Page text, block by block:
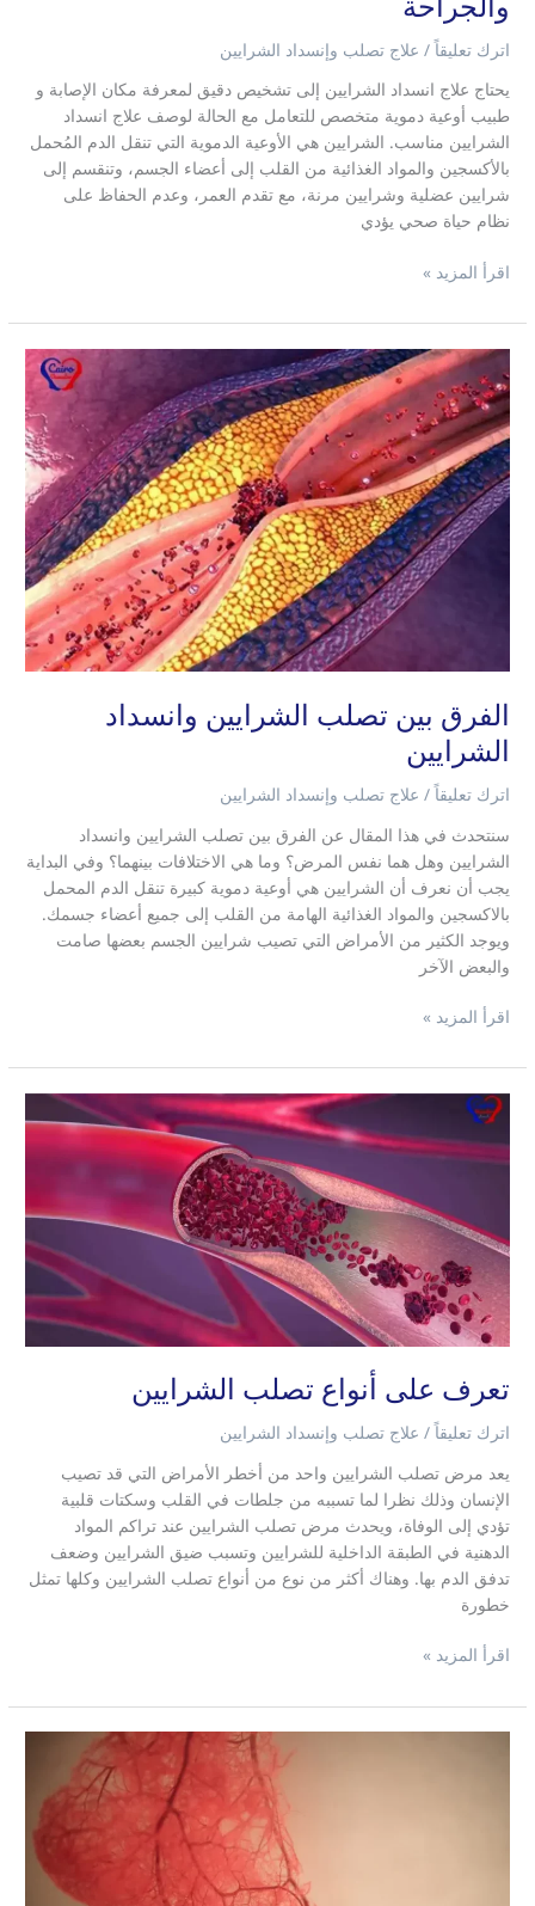
اترك تعليقاً /علاج تصلب وإنسداد الشرايين
يحتاج علاج انسداد الشرايين إلى تشخيص دقيق لمعرفة مكان الإصابة و
طبيب أوعية دموية متخصص للتعامل مع الحالة لوصف علاج انسداد
الشرايين مناسب. الشرايين هي الأوعية الدموية التي تنقل الدم المُحمل
بالأكسجين والمواد الغذائية من القلب إلى أعضاء الجسم، وتنقسم إلى
شرايين عضلية وشرايين مرنة، مع تقدم العمر، وعدم الحفاظ على
نظام حياة صحي يؤدي
اقرأ المزيد »
الفرق بين تصلب الشرايين وانسداد
الشرايين
اترك تعليقاً /علاج تصلب وإنسداد الشرايين
سنتحدث في هذا المقال عن الفرق بين تصلب الشرايين وانسداد
الشرايين وهل هما نفس المرض؟ وما هي الاختلافات بينهما؟ وفي البداية
يجب أن نعرف أن الشرايين هي أوعية دموية كبيرة تنقل الدم المحمل
بالاكسجين والمواد الغذائية الهامة من القلب إلى جميع أعضاء جسمك.
ويوجد الكثير من الأمراض التي تصيب شرايين الجسم بعضها صامت
والبعض الآخر
الفرق
بين
تصلب
الشرايين
وانسداد
الشرايين
اقرأ المزيد »
تعرف على أنواع تصلب الشرايين
اترك تعليقاً /علاج تصلب وإنسداد الشرايين
يعد مرض تصلب الشرايين واحد من أخطر الأمراض التي قد تصيب
الإنسان وذلك نظرا لما تسببه من جلطات في القلب وسكتات قلبية
تؤدي إلى الوفاة، ويحدث مرض تصلب الشرايين عند تراكم المواد
الدهنية في الطبقة الداخلية للشرايين وتسبب ضيق الشرايين وضعف
تدفق الدم بها. وهناك أكثر من نوع من أنواع تصلب الشرايين وكلها تمثل
خطورة
تعرف
أنواع
اقرأ المزيد »